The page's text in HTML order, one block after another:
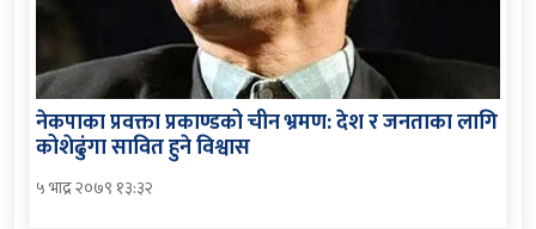
नेकपाका प्रवक्ता प्रकाण्डको चीन भ्रमण: देश र जनताका लागि
कोशेढुंगा सावित हुने विश्वास
५ भाद्र २०७९ १३:३२